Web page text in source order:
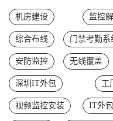
机房建设 监控
综合布线 门禁考勤系
安防监控 无线覆盖
深圳IT外包 工
视频监控安装 IT外包